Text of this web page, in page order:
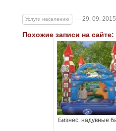
Услуги населению — 29. 09. 2015
Похожие записи на сайте:
Бизнес: надувные